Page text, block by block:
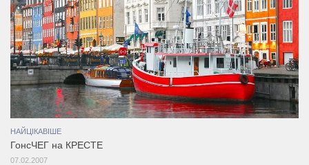
НАЙЦІКАВІШЕ
ГонсЧЕГ на КРЕСТЕ
07.02.2007